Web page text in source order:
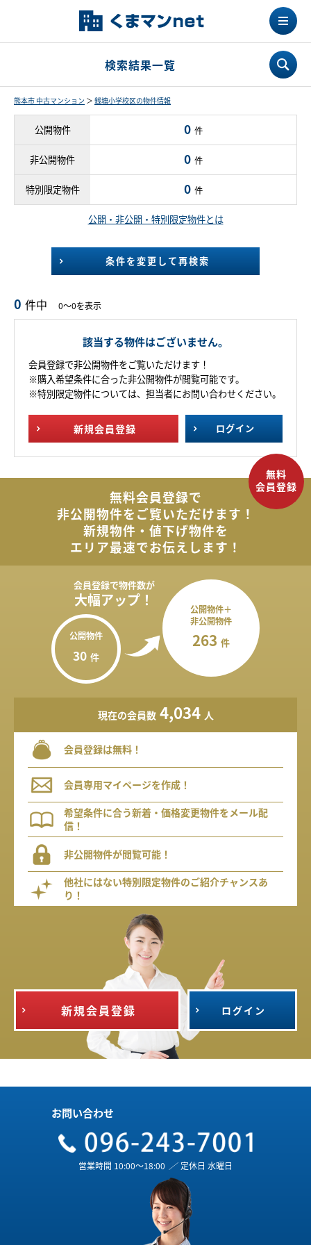
検索結果一覧
熊本市 中古マンション ＞ 銭塘小学校区の物件情報
公開物件 0 件
非公開物件 0 件
特別限定物件 0 件
公開・非公開・特別限定物件とは
条件を変更して再検索
0 件中 0～0を表示
該当する物件はございません。
会員登録で非公開物件をご覧いただけます！
※購入希望条件に合った非公開物件が閲覧可能です。
※特別限定物件については、担当者にお問い合わせください。
新規会員登録 ログイン
無料会員登録で
非公開物件をご覧いただけます！
新規物件・値下げ物件を
エリア最速でお伝えします！
会員登録で物件数が
大幅アップ！
公開物件
30 件
公開物件＋
非公開物件
263 件
現在の会員数 4,034 人
会員登録は無料！
会員専用マイページを作成！
希望条件に合う新着・価格変更物件をメール配
信！
非公開物件が閲覧可能！
他社にはない特別限定物件のご紹介チャンスあ
り！
新規会員登録 ログイン
お問い合わせ
営業時間 10:00～18:00 ／ 定休日 水曜日